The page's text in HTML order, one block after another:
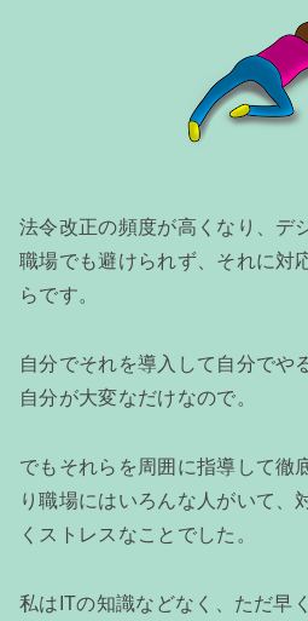
法令改正の頻度が高くなり、デ
職場でも避けられず、それに対
らです。
自分でそれを導入して自分でや
自分が大変なだけなので。
でもそれらを周囲に指導して徹
り職場にはいろんな人がいて、
くストレスなことでした。
私はITの知識などなく、ただ早